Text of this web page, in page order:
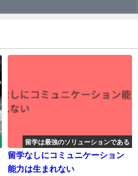
留学は最強のソリューションである
留学なしにコミュニケーション
能力は生まれない